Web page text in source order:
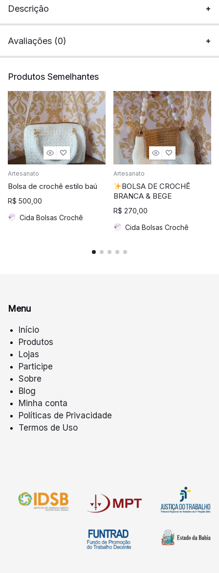
Descrição
Avaliações (0)
Produtos Semelhantes
Artesanato
Bolsa de crochê estilo baú
R$ 500,00
Cida Bolsas Crochê
Artesanato
BOLSA DE CROCHÊ
BRANCA & BEGE
R$ 270,00
Cida Bolsas Crochê
Menu
Início
Produtos
Lojas
Participe
Sobre
Blog
Minha conta
Políticas de Privacidade
Termos de Uso